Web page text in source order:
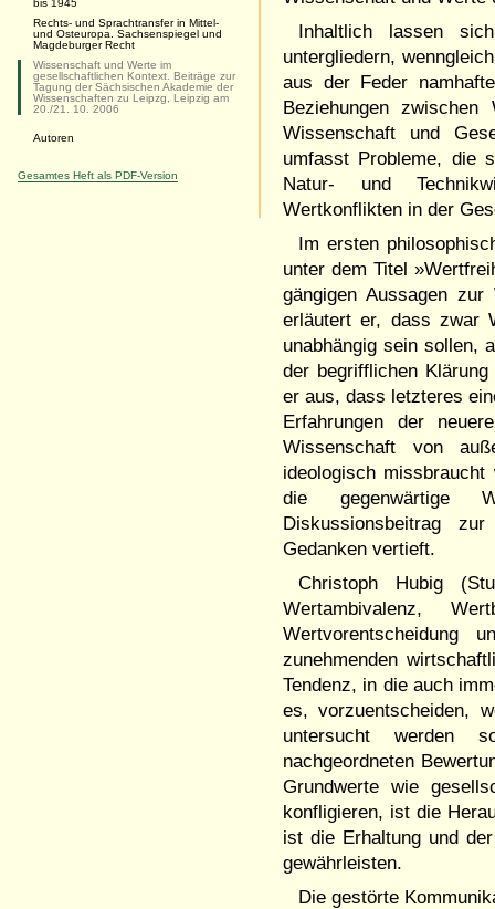
Inhaltlich lassen
untergliedern,
aus der Feder
Beziehungen
Wissenschaft und
umfasst Probleme, die
Natur- und
Wertkonflikten in der
Im ersten
unter dem Titel
gängigen Aussagen
erläutert er, dass zwar
unabhängig sein sollen,
der begrifflichen
er aus, dass letzteres
Erfahrungen der
Wissenschaft von
ideologisch
die gegenwärtige
Diskussionsbeitrag
Gedanken vertieft.
Christoph Hubig
Wertambivalenz,
zunehmenden
Tendenz, in die auch
es, vorzuentscheiden,
untersucht werden
nachgeordneten
Grundwerte wie
konfligieren, ist die
ist die Erhaltung und
gewährleisten.
Die gestörte
bis 1945
Rechts- und Sprachtransfer in Mittel-
und Osteuropa. Sachsenspiegel und
Magdeburger Recht
Wissenschaft und Werte im
gesellschaftlichen Kontext. Beiträge zur
Tagung der Sächsischen Akademie der
Wissenschaften zu Leipzg, Leipzig am
20./21. 10. 2006
Autoren
Gesamtes Heft als PDF-Version